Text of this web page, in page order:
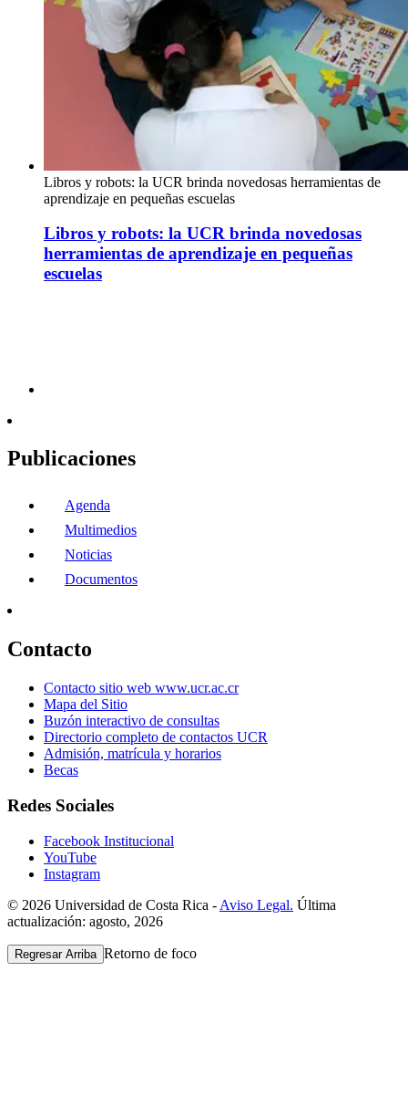
Libros y robots: la UCR brinda novedosas herramientas de
aprendizaje en pequeñas escuelas
Libros y robots: la UCR brinda novedosas
herramientas de aprendizaje en pequeñas
escuelas
Publicaciones
Agenda
Multimedios
Noticias
Documentos
Contacto
Contacto sitio web www.ucr.ac.cr
Mapa del Sitio
Buzón interactivo de consultas
Directorio completo de contactos UCR
Admisión, matrícula y horarios
Becas
Redes Sociales
Facebook Institucional
YouTube
Instagram
© 2026 Universidad de Costa Rica - Aviso Legal. Última
actualización: agosto, 2026
Regresar Arriba Retorno de foco